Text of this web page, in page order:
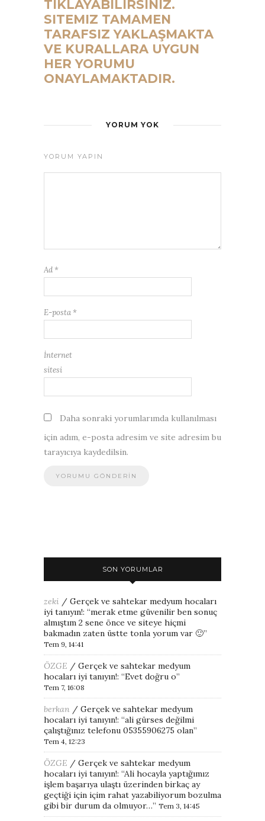
TIKLAYABILIRSINIZ.
SITEMIZ TAMAMEN
TARAFSIZ YAKLAŞMAKTA
VE KURALLARA UYGUN
HER YORUMU
ONAYLAMAKTADIR.
YORUM YOK
YORUM YAPIN
Ad *
E-posta *
İnternet
sitesi
Daha sonraki yorumlarımda kullanılması
için adım, e-posta adresim ve site adresim bu
tarayıcıya kaydedilsin.
SON YORUMLAR
zeki / Gerçek ve sahtekar medyum hocaları
iyi tanıyın!: “merak etme güvenilir ben sonuç
almıştım 2 sene önce ve siteye hiçmi
bakmadın zaten üstte tonla yorum var 🙂”
Tem 9, 14:41
ÖZGE / Gerçek ve sahtekar medyum
hocaları iyi tanıyın!: “Evet doğru o”
Tem 7, 16:08
berkan / Gerçek ve sahtekar medyum
hocaları iyi tanıyın!: “ali gürses değilmi
çalıştığınız telefonu 05355906275 olan”
Tem 4, 12:23
ÖZGE / Gerçek ve sahtekar medyum
hocaları iyi tanıyın!: “Ali hocayla yaptığımız
işlem başarıya ulaştı üzerinden birkaç ay
geçtiği için içim rahat yazabiliyorum bozulma
gibi bir durum da olmuyor…” Tem 3, 14:45